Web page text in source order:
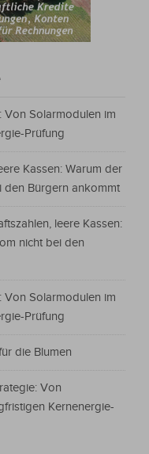
Von Solarmodulen im
Prüfung
Kassen: Warum der
Bürgern ankommt
leere Kassen:
nicht bei den
Von Solarmodulen im
Prüfung
die Blumen
Von
Kernenergie-